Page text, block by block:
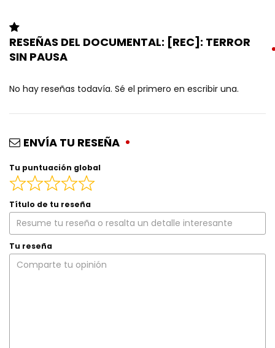
RESEÑAS DEL DOCUMENTAL: [REC]: TERROR
SIN PAUSA
No hay reseñas todavía. Sé el primero en escribir una.
ENVÍA TU RESEÑA
Tu puntuación global
Título de tu reseña
Tu reseña